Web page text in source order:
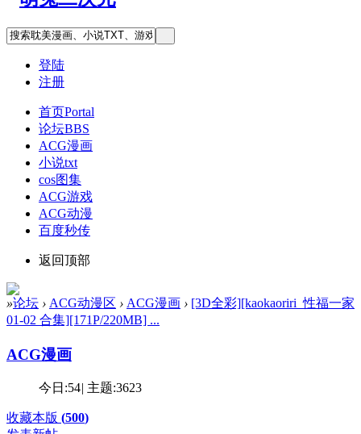
登陆
注册
首页Portal
论坛BBS
ACG漫画
小说txt
cos图集
ACG游戏
ACG动漫
百度秒传
返回顶部
»论坛 › ACG动漫区 › ACG漫画 › [3D全彩][kaokaoriri_性福一家
01-02 合集][171P/220MB] ...
ACG漫画
今日:54| 主题:3623
收藏本版 (500)